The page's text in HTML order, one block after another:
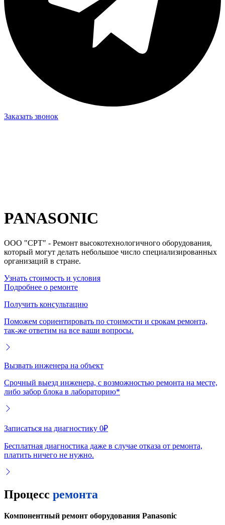
Заказать звонок
PANASONIC
ООО "СРТ" - Ремонт высокотехнологичного оборудования,
который могут делать небольшое число специализированных
организаций в стране.
Узнать стоимость и условия
Подробнее о ремонте
Получить консультацию
Поможем сориентировать по стоимости и срокам ремонта,
так-же ответим на все ваши вопросы.
Вызвать инженера на объект
Срочный выезд инженера, с возможностью ремонта на месте,
либо забор блока в лабораторию*
Записаться на диагностику 0₽
Бесплатная диагностика даже в случае отказа от ремонта,
платить ничего не нужно.
Процесс ремонта
Компонентный ремонт оборудования Panasonic